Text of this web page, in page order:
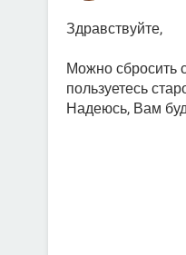
Здравствуйте,
Можно сбросить
пользуетесь
Надеюсь, Вам